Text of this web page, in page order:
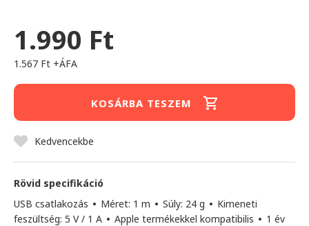
1.990 Ft
1.567 Ft +ÁFA
KOSÁRBA TESZEM
Kedvencekbe
Rövid specifikáció
USB csatlakozás • Méret: 1 m • Súly: 24 g • Kimeneti
feszültség: 5 V / 1 A • Apple termékekkel kompatibilis • 1 év